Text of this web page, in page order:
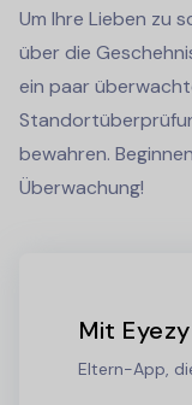
Um Ihre Lieben zu
über die
ein paar
bewahren.
Überwachung!
Mit
Eltern-App,